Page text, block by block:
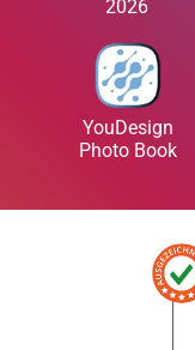
2026
YouDesign
Photo Book